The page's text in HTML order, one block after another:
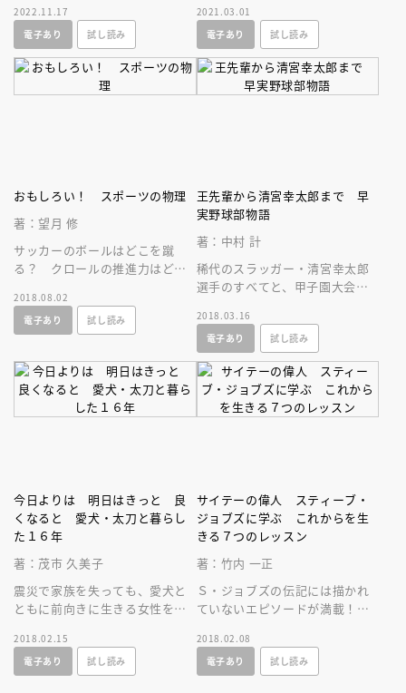
現実的にＳＤＧｓを考えること
ができる本！
2022.11.17
電子あり
試し読み
た日本初の人物を楽しく探る歴
史エッセイ。
2021.03.01
電子あり
試し読み
おもしろい！ スポーツの物理
著：望月 修
サッカーのボールはどこを蹴
る？ クロールの推進力はどこ
は？ 楽しい物理の授業。自由
研究の決定版！
2018.08.02
電子あり
試し読み
王先輩から清宮幸太郎まで 早
実野球部物語
著：中村 計
稀代のスラッガー・清宮幸太郎
選手のすべてと、甲子園大会優
る早実野球部の伝統の力を、１
冊に。
2018.03.16
電子あり
試し読み
今日よりは 明日はきっと 良
くなると 愛犬・太刀と暮らし
た１６年
著：茂市 久美子
震災で家族を失っても、愛犬と
ともに前向きに生きる女性を描
作者による初めての児童ノンフ
ィクション。
2018.02.15
電子あり
試し読み
サイテーの偉人 スティーブ・
ジョブズに学ぶ これからを生
きる７つのレッスン
著：竹内 一正
Ｓ・ジョブズの伝記には描かれ
ていないエピソードが満載！
「自分の頭で考える」テクニッ
クを盗もう！
2018.02.08
電子あり
試し読み